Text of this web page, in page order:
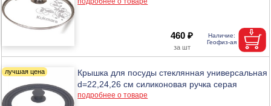
460 ₽
Крышка для посуды стеклянная универсальная
d=22,24,26 см силиконовая ручка серая
подробнее о товаре